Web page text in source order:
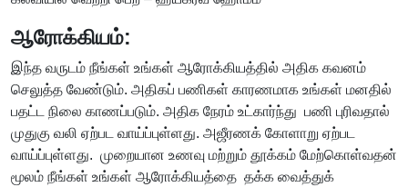
ஆரோக்கியம்:
இந்த வருடம் நீங்கள் உங்கள் ஆரோக்கியத்தில் அதிக கவனம்
செலுத்த வேண்டும். அதிகப் பணிகள் காரணமாக உங்கள் மனதில்
பதட்ட நிலை காணப்படும். அதிக நேரம் உட்கார்ந்து பணி புரிவதால்
முதுகு வலி ஏற்பட வாய்ப்புள்ளது. அஜீரணக் கோளாறு ஏற்பட
வாய்ப்புள்ளது. முறையான உணவு மற்றும் தூக்கம் மேற்கொள்வதன்
மூலம் நீங்கள் உங்கள் ஆரோக்கியத்தை தக்க வைத்துக்